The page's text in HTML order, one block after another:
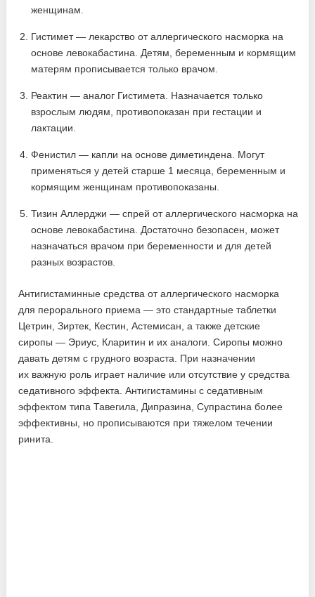
женщинам.
Гистимет — лекарство от аллергического насморка на
основе левокабастина. Детям, беременным и кормящим
матерям прописывается только врачом.
Реактин — аналог Гистимета. Назначается только
взрослым людям, противопоказан при гестации и
лактации.
Фенистил — капли на основе диметиндена. Могут
применяться у детей старше 1 месяца, беременным и
кормящим женщинам противопоказаны.
Тизин Аллерджи — спрей от аллергического насморка на
основе левокабастина. Достаточно безопасен, может
назначаться врачом при беременности и для детей
разных возрастов.
Антигистаминные средства от аллергического насморка
для перорального приема — это стандартные таблетки
Цетрин, Зиртек, Кестин, Астемисан, а также детские
сиропы — Эриус, Кларитин и их аналоги. Сиропы можно
давать детям с грудного возраста. При назначении
их важную роль играет наличие или отсутствие у средства
седативного эффекта. Антигистамины с седативным
эффектом типа Тавегила, Дипразина, Супрастина более
эффективны, но прописываются при тяжелом течении
ринита.